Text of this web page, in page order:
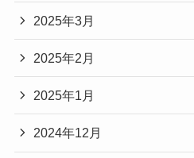
2025年3月
2025年2月
2025年1月
2024年12月